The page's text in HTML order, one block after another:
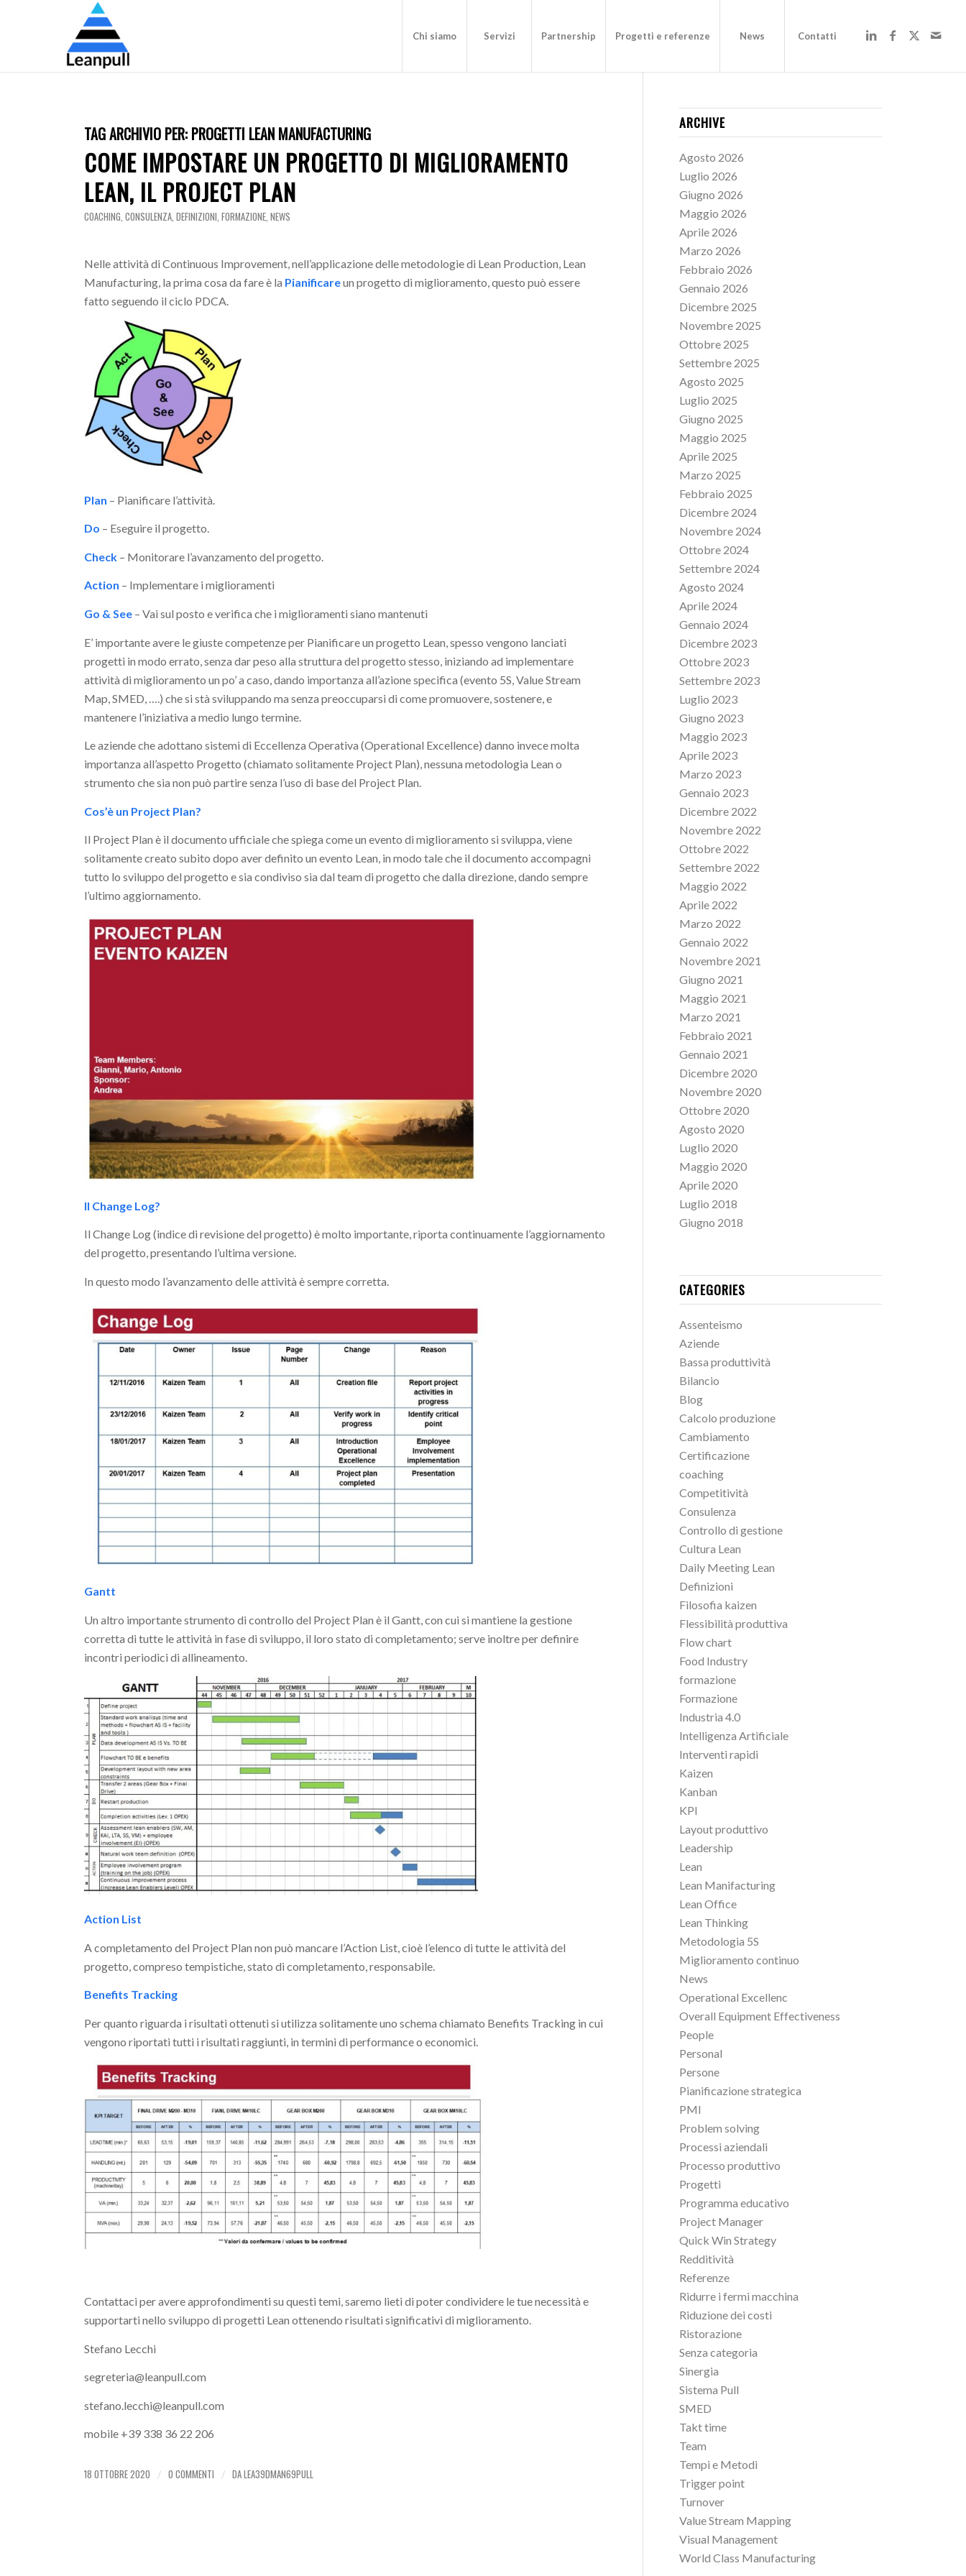
Chi siamo Servizi Partnership Progetti e referenze News Contatti
TAG ARCHIVIO PER: PROGETTI LEAN MANUFACTURING
COME IMPOSTARE UN PROGETTO DI MIGLIORAMENTO
LEAN, IL PROJECT PLAN
COACHING,CONSULENZA,DEFINIZIONI,FORMAZIONE,NEWS
Nelle attività di Continuous Improvement, nell’applicazione delle metodologie di Lean Production, Lean
Manufacturing, la prima cosa da fare è la Pianificareun progetto di miglioramento, questo può essere
fatto seguendo il ciclo PDCA.
Plan – Pianificare l’attività.
Do – Eseguire il progetto.
Check – Monitorare l’avanzamento del progetto.
Action – Implementare i miglioramenti
Go & See – Vai sul posto e verifica che i miglioramenti siano mantenuti
E’ importante avere le giuste competenze per Pianificare un progetto Lean, spesso vengono lanciati
progetti in modo errato, senza dar peso alla struttura del progetto stesso, iniziando ad implementare
attività di miglioramento un po’ a caso, dando importanza all’azione specifica (evento 5S, Value Stream
Map, SMED, ….) che si stà sviluppando ma senza preoccuparsi di come promuovere, sostenere, e
mantenere l’iniziativa a medio lungo termine.
Le aziende che adottano sistemi di Eccellenza Operativa (Operational Excellence) danno invece molta
importanza all’aspetto Progetto (chiamato solitamente Project Plan), nessuna metodologia Lean o
strumento che sia non può partire senza l’uso di base del Project Plan.
Cos’è un Project Plan?
Il Project Plan è il documento ufficiale che spiega come un evento di miglioramento si sviluppa, viene
solitamente creato subito dopo aver definito un evento Lean, in modo tale che il documento accompagni
tutto lo sviluppo del progetto e sia condiviso sia dal team di progetto che dalla direzione, dando sempre
l’ultimo aggiornamento.
Il Change Log?
Il Change Log (indice di revisione del progetto) è molto importante, riporta continuamente l’aggiornamento
del progetto, presentando l’ultima versione.
In questo modo l’avanzamento delle attività è sempre corretta.
Gantt
Un altro importante strumento di controllo del Project Plan è il Gantt, con cui si mantiene la gestione
corretta di tutte le attività in fase di sviluppo, il loro stato di completamento; serve inoltre per definire
incontri periodici di allineamento.
Action List
A completamento del Project Plan non può mancare l’Action List, cioè l’elenco di tutte le attività del
progetto, compreso tempistiche, stato di completamento, responsabile.
Benefits Tracking
Per quanto riguarda i risultati ottenuti si utilizza solitamente uno schema chiamato Benefits Tracking in cui
vengono riportati tutti i risultati raggiunti, in termini di performance o economici.
Contattaci per avere approfondimenti su questi temi, saremo lieti di poter condividere le tue necessità e
supportarti nello sviluppo di progetti Lean ottenendo risultati significativi di miglioramento.
Stefano Lecchi
segreteria@leanpull.com
stefano.lecchi@leanpull.com
mobile +39 338 36 22 206
18 OTTOBRE 2020 / 0 COMMENTI / DALEA39DMAN69PULL
ARCHIVE
Agosto 2026
Luglio 2026
Giugno 2026
Maggio 2026
Aprile 2026
Marzo 2026
Febbraio 2026
Gennaio 2026
Dicembre 2025
Novembre 2025
Ottobre 2025
Settembre 2025
Agosto 2025
Luglio 2025
Giugno 2025
Maggio 2025
Aprile 2025
Marzo 2025
Febbraio 2025
Dicembre 2024
Novembre 2024
Ottobre 2024
Settembre 2024
Agosto 2024
Aprile 2024
Gennaio 2024
Dicembre 2023
Ottobre 2023
Settembre 2023
Luglio 2023
Giugno 2023
Maggio 2023
Aprile 2023
Marzo 2023
Gennaio 2023
Dicembre 2022
Novembre 2022
Ottobre 2022
Settembre 2022
Maggio 2022
Aprile 2022
Marzo 2022
Gennaio 2022
Novembre 2021
Giugno 2021
Maggio 2021
Marzo 2021
Febbraio 2021
Gennaio 2021
Dicembre 2020
Novembre 2020
Ottobre 2020
Agosto 2020
Luglio 2020
Maggio 2020
Aprile 2020
Luglio 2018
Giugno 2018
CATEGORIES
Assenteismo
Aziende
Bassa produttività
Bilancio
Blog
Calcolo produzione
Cambiamento
Certificazione
coaching
Competitività
Consulenza
Controllo di gestione
Cultura Lean
Daily Meeting Lean
Definizioni
Filosofia kaizen
Flessibilità produttiva
Flow chart
Food Industry
formazione
Formazione
Industria 4.0
Intelligenza Artificiale
Interventi rapidi
Kaizen
Kanban
KPI
Layout produttivo
Leadership
Lean
Lean Manifacturing
Lean Office
Lean Thinking
Metodologia 5S
Miglioramento continuo
News
Operational Excellenc
Overall Equipment Effectiveness
People
Personal
Persone
Pianificazione strategica
PMI
Problem solving
Processi aziendali
Processo produttivo
Progetti
Programma educativo
Project Manager
Quick Win Strategy
Redditività
Referenze
Ridurre i fermi macchina
Riduzione dei costi
Ristorazione
Senza categoria
Sinergia
Sistema Pull
SMED
Takt time
Team
Tempi e Metodi
Trigger point
Turnover
Value Stream Mapping
Visual Management
World Class Manufacturing